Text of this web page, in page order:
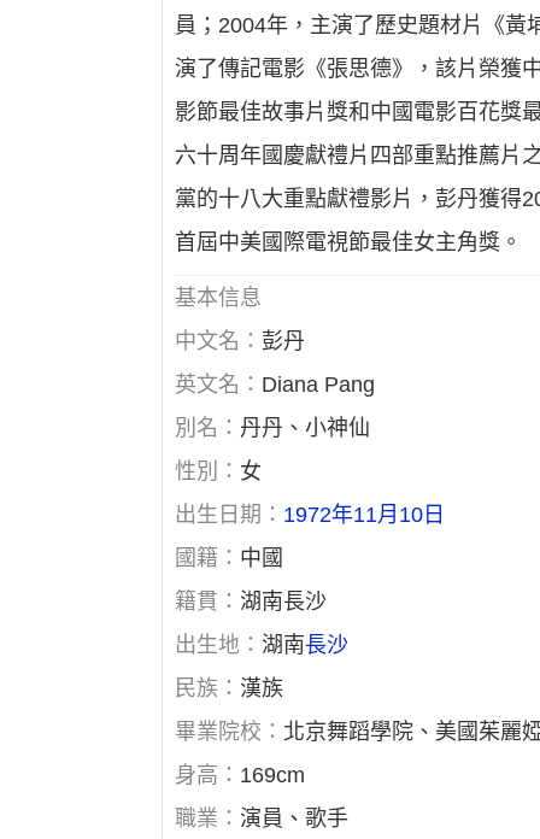
員；2004年，主演了歷史題材片《
演了傳記電影《張思德》，該片榮獲
影節最佳故事片獎和中國電影百花獎
六十周年國慶獻禮片四部重點推薦片
黨的十八大重點獻禮影片，彭丹獲得
首屆中美國際電視節最佳女主角獎。
基本信息
中文名： 彭丹
英文名： Diana Pang
別名： 丹丹、小神仙
性別： 女
出生日期： 1972年11月10日
國籍： 中國
籍貫： 湖南長沙
出生地： 湖南長沙
民族： 漢族
畢業院校： 北京舞蹈學院、美國茱麗
身高： 169cm
職業：演員、歌手